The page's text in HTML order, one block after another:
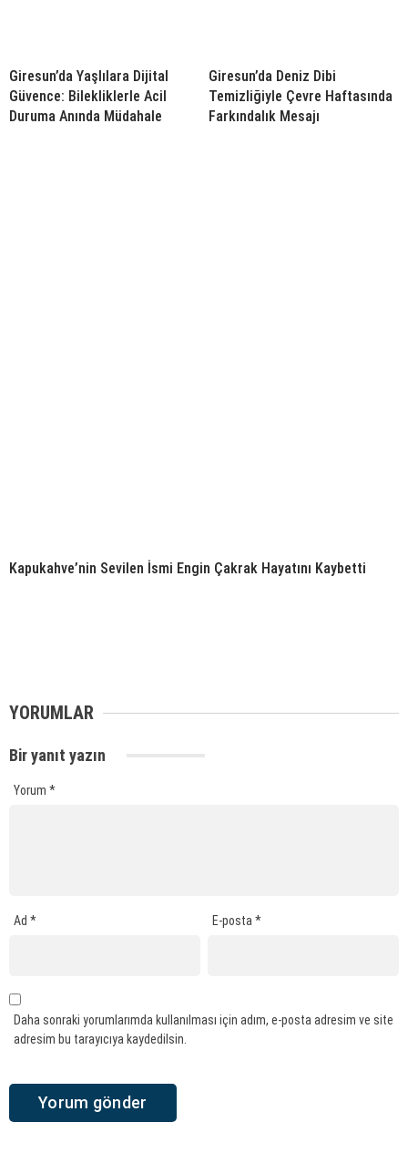
Giresun’da Yaşlılara Dijital
Güvence: Bilekliklerle Acil
Duruma Anında Müdahale
Giresun’da Deniz Dibi
Temizliğiyle Çevre Haftasında
Farkındalık Mesajı
Kapukahve’nin Sevilen İsmi Engin Çakrak Hayatını Kaybetti
YORUMLAR
Bir yanıt yazın
Yorum *
Ad * E-posta*
Daha sonraki yorumlarımda kullanılması için adım, e-posta adresim ve site
adresim bu tarayıcıya kaydedilsin.